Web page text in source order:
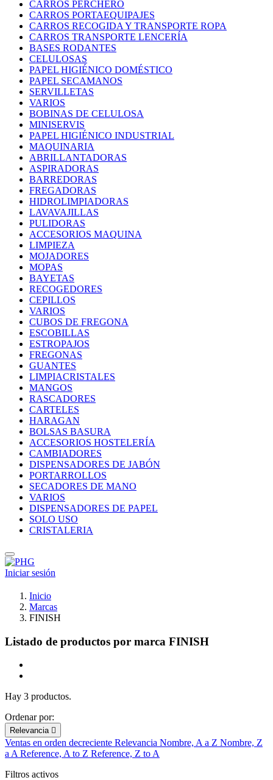
CARROS PERCHERO
CARROS PORTAEQUIPAJES
CARROS RECOGIDA Y TRANSPORTE ROPA
CARROS TRANSPORTE LENCERÍA
BASES RODANTES
CELULOSAS
PAPEL HIGIÉNICO DOMÉSTICO
PAPEL SECAMANOS
SERVILLETAS
VARIOS
BOBINAS DE CELULOSA
MINISERVIS
PAPEL HIGIÉNICO INDUSTRIAL
MAQUINARIA
ABRILLANTADORAS
ASPIRADORAS
BARREDORAS
FREGADORAS
HIDROLIMPIADORAS
LAVAVAJILLAS
PULIDORAS
ACCESORIOS MAQUINA
LIMPIEZA
MOJADORES
MOPAS
BAYETAS
RECOGEDORES
CEPILLOS
VARIOS
CUBOS DE FREGONA
ESCOBILLAS
ESTROPAJOS
FREGONAS
GUANTES
LIMPIACRISTALES
MANGOS
RASCADORES
CARTELES
HARAGAN
BOLSAS BASURA
ACCESORIOS HOSTELERÍA
CAMBIADORES
DISPENSADORES DE JABÓN
PORTARROLLOS
SECADORES DE MANO
VARIOS
DISPENSADORES DE PAPEL
SOLO USO
CRISTALERIA
Iniciar sesión
Inicio
Marcas
FINISH
Listado de productos por marca FINISH
Hay 3 productos.
Ordenar por:
Relevancia 
Ventas en orden decreciente Relevancia Nombre, A a Z Nombre, Z
a A Reference, A to Z Reference, Z to A
Filtros activos